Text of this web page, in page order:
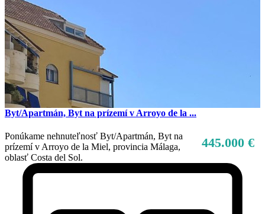
Byt/Apartmán, Byt na prízemí v Arroyo de la ...
445.000 €
Ponúkame nehnuteľnosť Byt/Apartmán, Byt na
prízemí v Arroyo de la Miel, provincia Málaga,
oblasť Costa del Sol.